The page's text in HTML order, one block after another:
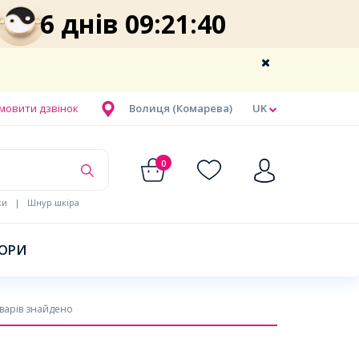
6 днів 09:21:39
UK
Волиця (Комарева)
дзвінок
0
| Шнур шкіра
знайдено